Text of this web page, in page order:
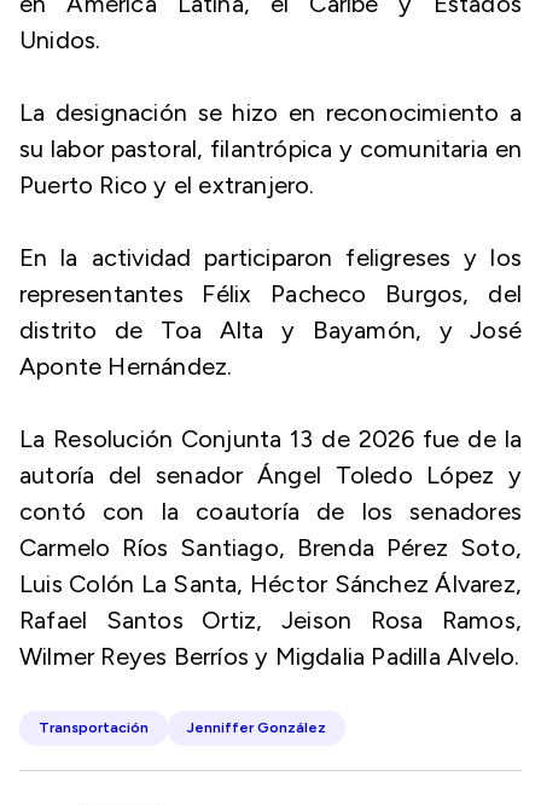
Unidos.
La designación se hizo en reconocimiento a
su labor pastoral, filantrópica y comunitaria en
Puerto Rico y el extranjero.
En la actividad participaron feligreses y los
representantes Félix Pacheco Burgos, del
distrito de Toa Alta y Bayamón, y José
Aponte Hernández.
La Resolución Conjunta 13 de 2026 fue de la
autoría del senador Ángel Toledo López y
contó con la coautoría de los senadores
Carmelo Ríos Santiago, Brenda Pérez Soto,
Luis Colón La Santa, Héctor Sánchez Álvarez,
Rafael Santos Ortiz, Jeison Rosa Ramos,
Wilmer Reyes Berríos y Migdalia Padilla Alvelo.
Transportación Jenniffer González